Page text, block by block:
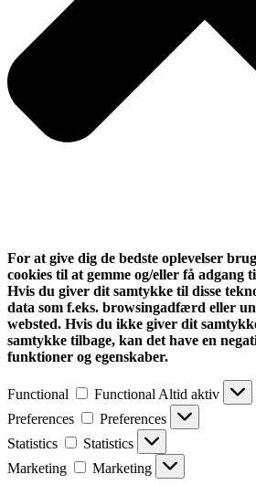
For at give dig de bedste oplevelser
cookies til at gemme og/eller få adgang
Hvis du giver dit samtykke til disse
data som f.eks. browsingadfærd eller
websted. Hvis du ikke giver dit
samtykke tilbage, kan det have en
funktioner og egenskaber.
Functional Functional Altid aktiv
Preferences
Preferences
Statistics
Statistics
Marketing
Marketing